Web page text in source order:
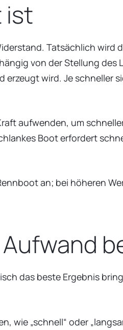
ist
Tatsächlich wird
von der Stellung des
wird. Je schneller
aufwenden, um
Boot erfordert
an; bei höheren
das beste Ergebnis
„schnell“ oder